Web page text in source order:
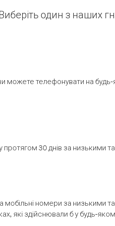
один з наших
телефонувати на будь-
30 днів за низькими
мобільні номери за низькими
які здійснювали б у будь-